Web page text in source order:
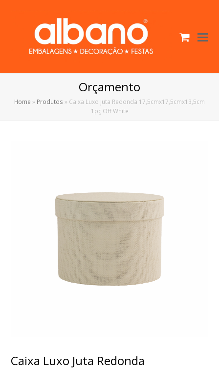
Cart
Orçamento
Home » Produtos » Caixa Luxo Juta Redonda 17,5cmx17,5cmx13,5cm
1pç Off White
Caixa Luxo Juta Redonda